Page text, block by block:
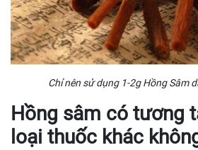
Chỉ nên sử dụng 1-2g Hồng Sâm
Hồng sâm có tương
loại thuốc khác